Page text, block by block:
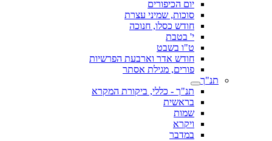
יום הכיפורים
סוכות, שמיני עצרת
חודש כסלו, חנוכה
י' בטבת
ט"ו בשבט
חודש אדר וארבעת הפרשיות
פורים, מגילת אסתר
תנ"ך
תנ"ך - כללי, ביקורת המקרא
בראשית
שמות
ויקרא
במדבר